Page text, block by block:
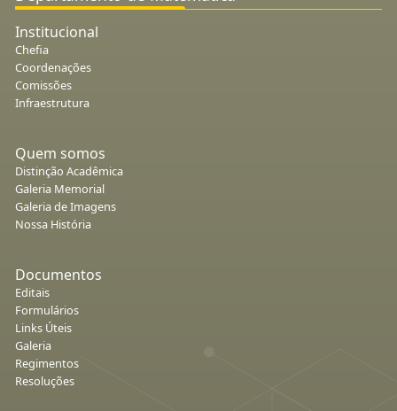
Institucional
Chefia
Coordenações
Comissões
Infraestrutura
Quem somos
Distinção Acadêmica
Galeria Memorial
Galeria de Imagens
Nossa História
Documentos
Editais
Formulários
Links Úteis
Galeria
Regimentos
Resoluções